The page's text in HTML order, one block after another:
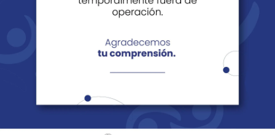
Revista Fácil Vivir
Sedes Directorio Servicios En Línea